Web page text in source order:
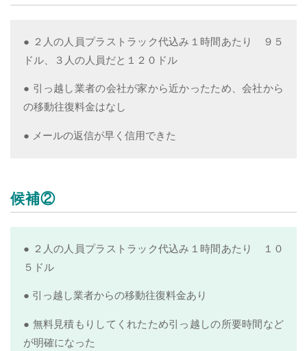
● ２人の人員プラストラック代込み１時間あたり ９５
ドル、３人の人員だと１２０ドル
● 引っ越し業者の会社が家から近かったため、会社から
の移動往復料金はなし
● メールの返信が早く信用できた
候補②
● ２人の人員プラストラック代込み１時間あたり １０
５ドル
● 引っ越し業者からの移動往復料金あり
● 無料見積もりしてくれたため引っ越しの所要時間など
が明確になった